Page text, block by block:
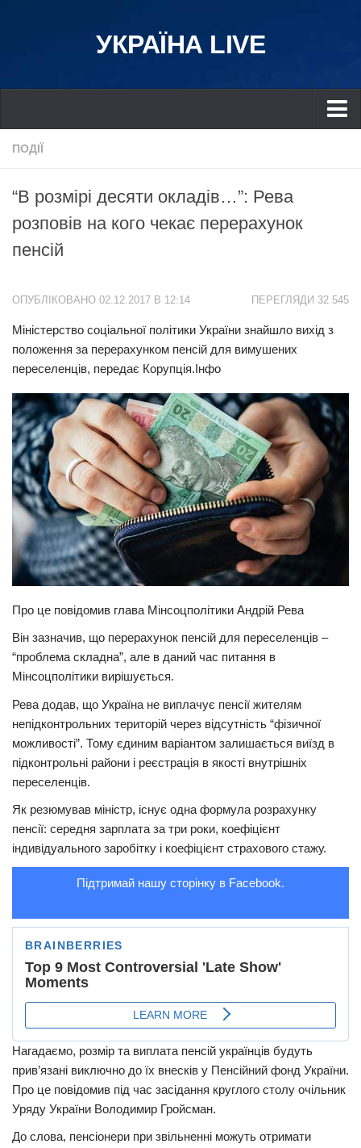
УКРАЇНА LIVE
Україна
Дніпро
Львів
Івано-Франківськ
Донбас
Одеса
Економіка
Політика
Світ
Цікаво
Наука
Технології
Історії
Рецепти
Привітання
Здоров’я
Кримінал
Трагедії
Курйози
Суспільство
Культура
ПОДІЇ
“В розмірі десяти окладів…”: Рева
розповів на кого чекає перерахунок
пенсій
ПЕРЕГЛЯДИ 32 545
ОПУБЛІКОВАНО 02.12.2017 В 12:14
Міністерство соціальної політики України знайшло вихід з
положення за перерахунком пенсій для вимушених
переселенців, передає Корупція.Інфо
Про це повідомив глава Мінсоцполітики Андрій Рева
Він зазначив, що перерахунок пенсій для переселенців –
“проблема складна”, але в даний час питання в
Мінсоцполітики вирішується.
Рева додав, що Україна не виплачує пенсії жителям
непідконтрольних територій через відсутність “фізичної
можливості”. Тому єдиним варіантом залишається виїзд в
підконтрольні райони і реєстрація в якості внутрішніх
переселенців.
Як резюмував міністр, існує одна формула розрахунку
пенсії: середня зарплата за три роки, коефіцієнт
індивідуального заробітку і коефіцієнт страхового стажу.
Підтримай нашу сторінку в Facebook.
Нагадаємо, розмір та виплата пенсій українців будуть
прив’язані виключно до їх внесків у Пенсійний фонд України.
Про це повідомив під час засідання круглого столу очільник
Уряду України Володимир Гройсман.
До слова, пенсіонери при звільненні можуть отримати